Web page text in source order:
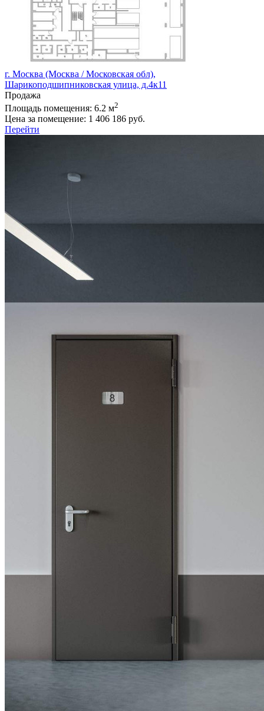
г. Москва (Москва / Московская обл),
Шарикоподшипниковская улица, д.4к11
Продажа
Площадь помещения: 6.2 м2
Цена за помещение: 1 406 186 руб.
Перейти